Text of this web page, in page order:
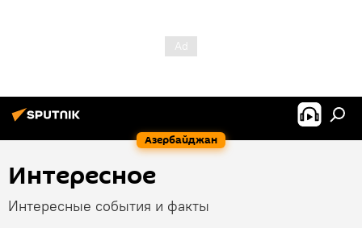
Азербайджан
Интересное
Интересные события и факты